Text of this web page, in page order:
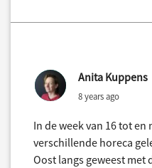
Anita Kuppens
8 years ago
In de week van 16 tot
verschillende horeca
Oost langs geweest met